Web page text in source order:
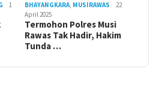
1
BHAYANGKARA, MUSIRAWAS
22
April 2025
Termohon Polres Musi
Rawas Tak Hadir, Hakim
Tunda …